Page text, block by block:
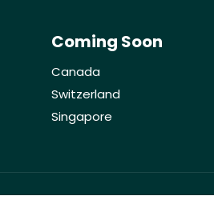
Coming Soon
Canada
Switzerland
Singapore